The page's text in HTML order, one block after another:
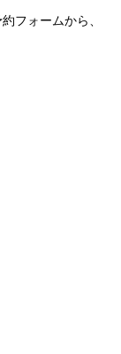
フォームから、